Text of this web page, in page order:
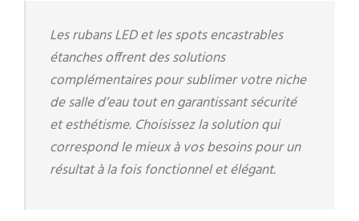
Les rubans LED et les spots encastrables
étanches offrent des solutions
complémentaires pour sublimer votre niche
de salle d’eau tout en garantissant sécurité
et esthétisme. Choisissez la solution qui
correspond le mieux à vos besoins pour un
résultat à la fois fonctionnel et élégant.